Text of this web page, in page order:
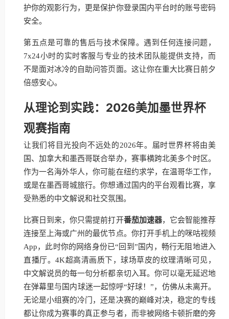
护你的观影行为，更是保护你登录国内平台时的账号密码
安全。
第五点是可靠的售后与技术保障。遇到任何连接问题，
7x24小时的实时客服与专业的技术团队能提供支持，而
不是面对冰冷的自助问答页面。这让你在重大比赛日前夕
倍感安心。
从理论到实践：2026美加墨世界杯
观赛指南
让我们将目光投向不远处的2026年。届时世界杯将由美
国、加拿大和墨西哥联合举办，赛事横跨北美多个时区。
作为一名海外华人，你可能在纽约求学，在温哥华工作，
或是在墨西哥城旅行。你想通过国内的平台观看比赛，享
受熟悉的中文解说和社交氛围。
比赛日到来，你只需提前打开番茄加速器，它会智能推荐
连接至上海或广州的最优节点。你打开手机上的咪咕视频
App，此时你的网络身份已“回到”国内，畅行无阻地进入
直播厅。4K超高清画质下，球场草皮的纹理清晰可见，
中文解说员的每一句分析都亲切入耳。你可以毫无延迟地
在弹幕里与国内球迷一起惊呼“好球！”，仿佛从未离开。
无论是小组赛的冷门，还是决赛的巅峰对决，稳定的专线
都让你成为赛事的真正参与者，而非被网络卡顿折磨的旁